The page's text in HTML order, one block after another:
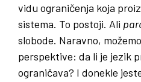
vidu ograničenja koja
sistema. To postoji. Ali
slobode. Naravno,
perspektive: da li je jezik
ograničava? I donekle